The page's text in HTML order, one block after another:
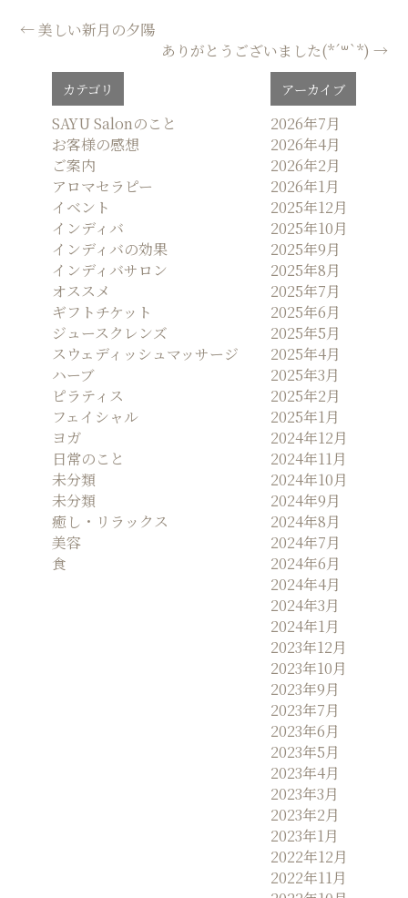
投
←美しい新月の夕陽
ありがとうございました(*´꒳`*) →
カテゴリ
SAYU Salonのこと
お客様の感想
ご案内
アロマセラピー
イベント
インディバ
インディバの効果
インディバサロン
オススメ
ギフトチケット
ジュースクレンズ
スウェディッシュマッサージ
ハーブ
ピラティス
フェイシャル
ヨガ
日常のこと
未分類
未分類
癒し・リラックス
美容
食
アーカイブ
2026年7月
2026年4月
2026年2月
2026年1月
2025年12月
2025年10月
2025年9月
2025年8月
2025年7月
2025年6月
2025年5月
2025年4月
2025年3月
2025年2月
2025年1月
2024年12月
2024年11月
2024年10月
2024年9月
2024年8月
2024年7月
2024年6月
2024年4月
2024年3月
2024年1月
2023年12月
2023年10月
2023年9月
2023年7月
2023年6月
2023年5月
2023年4月
2023年3月
2023年2月
2023年1月
2022年12月
2022年11月